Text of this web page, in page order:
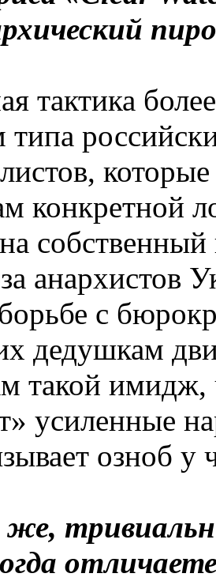
тактика
типа
конкретной
анархистов
с
дедушкам
такой
усиленные
озноб у